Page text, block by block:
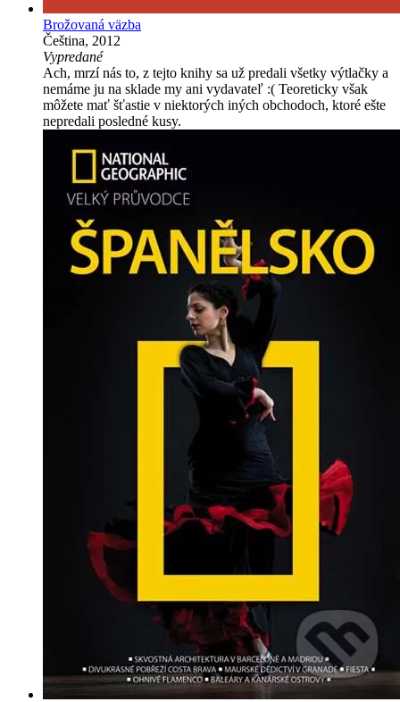
Brožovaná väzba
Čeština, 2012
Vypredané
Ach, mrzí nás to, z tejto knihy sa už predali všetky výtlačky a
nemáme ju na sklade my ani vydavateľ :( Teoreticky však
môžete mať šťastie v niektorých iných obchodoch, ktoré ešte
nepredali posledné kusy.